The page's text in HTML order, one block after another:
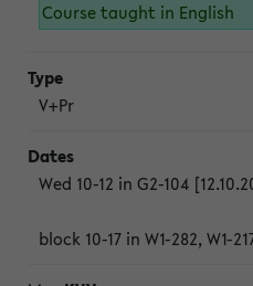
Course taught in English
V+Pr
Wed 10-12 in G2-104
block 10-17 in W1-282, W1-